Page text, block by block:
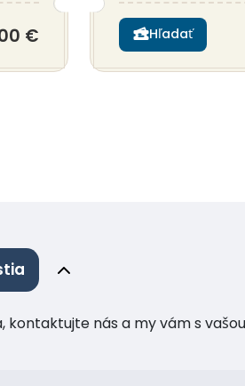
€ Hľadať
kontaktujte nás a my vám s vašou